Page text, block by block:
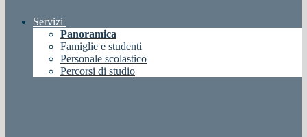
Servizi
Panoramica
Famiglie e studenti
Personale scolastico
Percorsi di studio